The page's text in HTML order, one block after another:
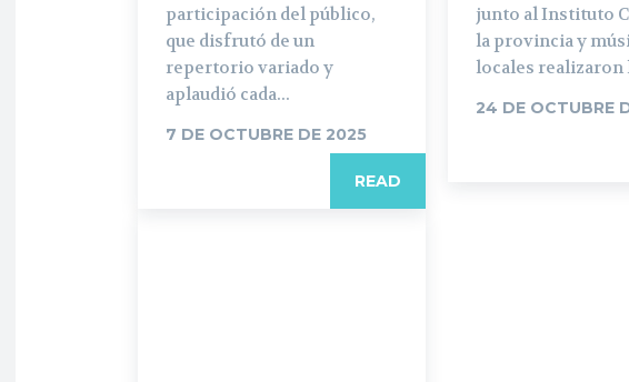
participación del público,
que disfrutó de un
repertorio variado y
aplaudió cada...
7 DE OCTUBRE DE 2025
READ
junto al Instituto
la provincia y
locales realizaron
24 DE OCTUBRE